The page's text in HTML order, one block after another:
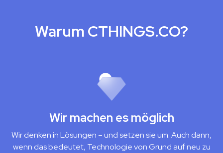
Warum CTHINGS.CO?
Wir machen es möglich
Wir denken in Lösungen – und setzen sie um. Auch dann,
wenn das bedeutet, Technologie von Grund auf neu zu